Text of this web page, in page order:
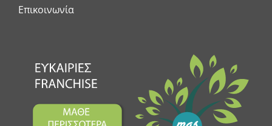
Επικοινωνία